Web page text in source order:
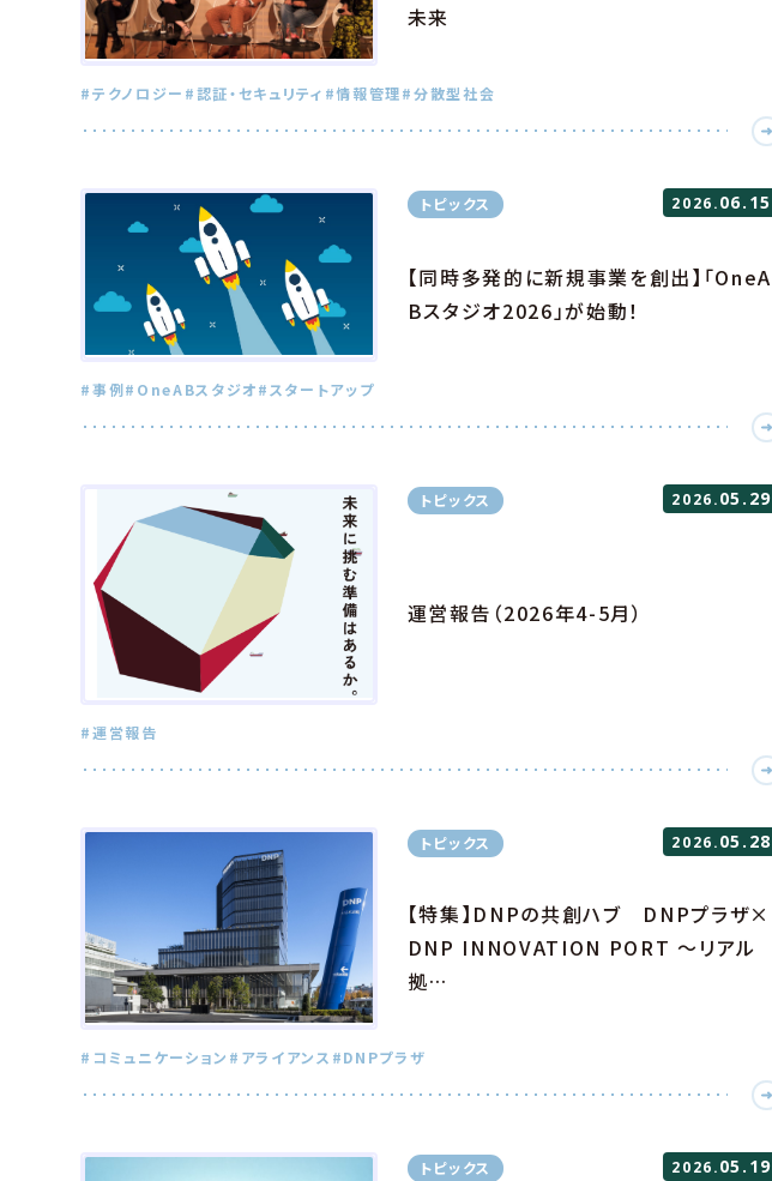
未来
#テクノロジー #認証・セキュリティ #情報管理#分散型社会
トピックス 2026.06.15
【同時多発的に新規事業を創出】「OneA
Bスタジオ2026」が始動！
#事例#OneABスタジオ#スタートアップ
トピックス 2026.05.29
運営報告（2026年4-5月）
#運営報告
トピックス 2026.05.28
【特集】DNPの共創ハブ DNPプラザ×
DNP INNOVATION PORT ～リアル
拠…
#コミュニケーション #アライアンス #DNPプラザ
トピックス 2026.05.19